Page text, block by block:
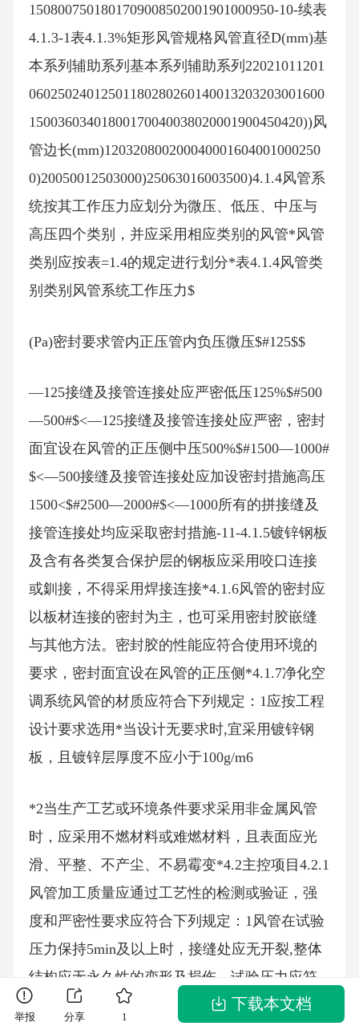
1508007501801709008502001901000950-10-续表
4.1.3-1表4.1.3%矩形风管规格风管直径D(mm)基
本系列辅助系列基本系列辅助系列22021011201
06025024012501180280260140013203203001600
15003603401800170040038020001900450420))风
管边长(mm)120320800200040001604001000250
0)20050012503000)25063016003500)4.1.4风管系
统按其工作压力应划分为微压、低压、中压与
高压四个类别，并应采用相应类别的风管*风管
类别应按表=1.4的规定进行划分*表4.1.4风管类
别类别风管系统工作压力$
(Pa)密封要求管内正压管内负压微压$#125$$
—125接缝及接管连接处应严密低压125%$#500
—500#$<—125接缝及接管连接处应严密，密封
面宜设在风管的正压侧中压500%$#1500—1000#
$<—500接缝及接管连接处应加设密封措施高压
1500<$#2500—2000#$<—1000所有的拼接缝及
接管连接处均应采取密封措施-11-4.1.5镀锌钢板
及含有各类复合保护层的钢板应采用咬口连接
或釧接，不得采用焊接连接*4.1.6风管的密封应
以板材连接的密封为主，也可采用密封胶嵌缝
与其他方法。密封胶的性能应符合使用环境的
要求，密封面宜设在风管的正压侧*4.1.7净化空
调系统风管的材质应符合下列规定：1应按工程
设计要求选用*当设计无要求时,宜采用镀锌钢
板，且镀锌层厚度不应小于100g/m6
*2当生产工艺或环境条件要求采用非金属风管
时，应采用不燃材料或难燃材料，且表面应光
滑、平整、不产尘、不易霉变*4.2主控项目4.2.1
风管加工质量应通过工艺性的检测或验证，强
度和严密性要求应符合下列规定：1风管在试验
压力保持5min及以上时，接缝处应无开裂,整体
结构应无永久性的变形及损伤。试验压力应符
合下列规定：1）低压风管应为1.5倍的工作压
举报 分享 1
下载本文档